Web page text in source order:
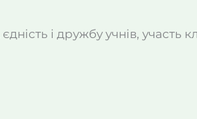
і дружбу учнів, участь